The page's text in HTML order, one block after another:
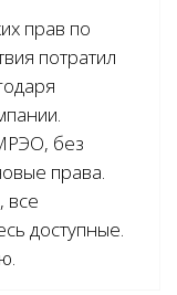
прав по
потратил
без
права.
все
доступные.